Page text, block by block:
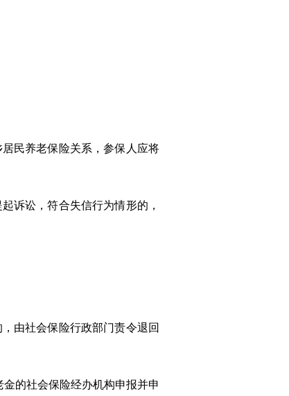
民养老保险关系，参保人应将
诉讼，符合失信行为情形的，
由社会保险行政部门责令退回
的社会保险经办机构申报并申